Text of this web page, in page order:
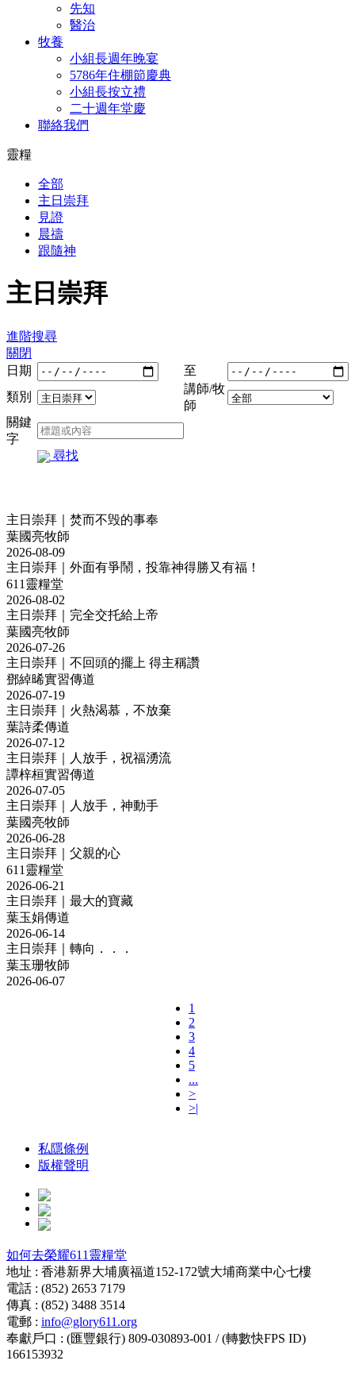
先知
醫治
牧養
小組長週年晚宴
5786年住棚節慶典
小組長按立禮
二十週年堂慶
聯絡我們
靈糧
全部
主日崇拜
見證
晨禱
跟隨神
主日崇拜
進階搜尋
關閉
日期
至
類別
講師/牧
師
關鍵
字
尋找
主日崇拜｜焚而不毁的事奉
葉國亮牧師
2026-08-09
主日崇拜｜外面有爭鬧，投靠神得勝又有福！
611靈糧堂
2026-08-02
主日崇拜｜完全交托給上帝
葉國亮牧師
2026-07-26
主日崇拜｜不回頭的擺上 得主稱讚
鄧綽晞實習傳道
2026-07-19
主日崇拜｜火熱渴慕，不放棄
葉詩柔傳道
2026-07-12
主日崇拜｜人放手，祝福湧流
譚梓桓實習傳道
2026-07-05
主日崇拜｜人放手，神動手
葉國亮牧師
2026-06-28
主日崇拜｜父親的心
611靈糧堂
2026-06-21
主日崇拜｜最大的寶藏
葉玉娟傳道
2026-06-14
主日崇拜｜轉向．．．
葉玉珊牧師
2026-06-07
1
2
3
4
5
...
>
>|
私隱條例
版權聲明
如何去榮耀611靈糧堂
地址 : 香港新界大埔廣福道152-172號大埔商業中心七樓
電話 : (852) 2653 7179
傳真 : (852) 3488 3514
電郵 : info@glory611.org
奉獻戶口 : (匯豐銀行) 809-030893-001 / (轉數快FPS ID)
166153932